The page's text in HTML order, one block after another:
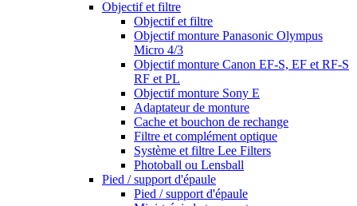
Objectif et filtre
Objectif et filtre
Objectif monture Panasonic Olympus
Micro 4/3
Objectif monture Canon EF-S, EF et RF-S
RF et PL
Objectif monture Sony E
Adaptateur de monture
Cache et bouchon de rechange
Filtre et complément optique
Système et filtre Lee Filters
Photoball ou Lensball
Pied / support d'épaule
Pied / support d'épaule